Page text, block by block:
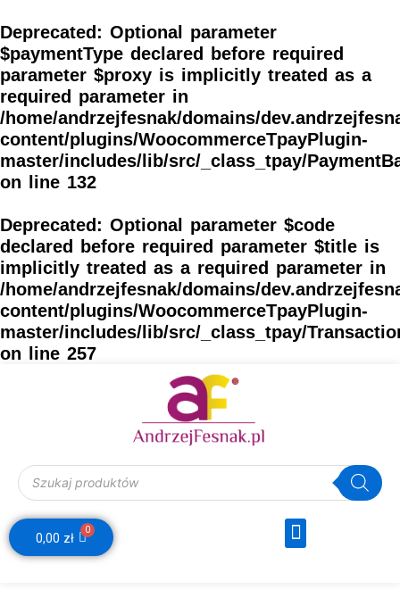
Deprecated : Optional parameter
$paymentType declared before required
parameter $proxy is implicitly treated as a
required parameter in
/home/andrzejfesnak/domains/
content/plugins/WoocommerceTpayPlugin-
master/includes/lib/src/_class_tpay/
on line 132
Deprecated : Optional parameter $code
declared before required parameter $title is
implicitly treated as a required parameter in
/home/andrzejfesnak/domains/
content/plugins/WoocommerceTpayPlugin-
master/includes/lib/src/_class_tpay/
on line 257
to
content
Menu
Wyszukiwarka produktów
0,00 zł
0
Wózek